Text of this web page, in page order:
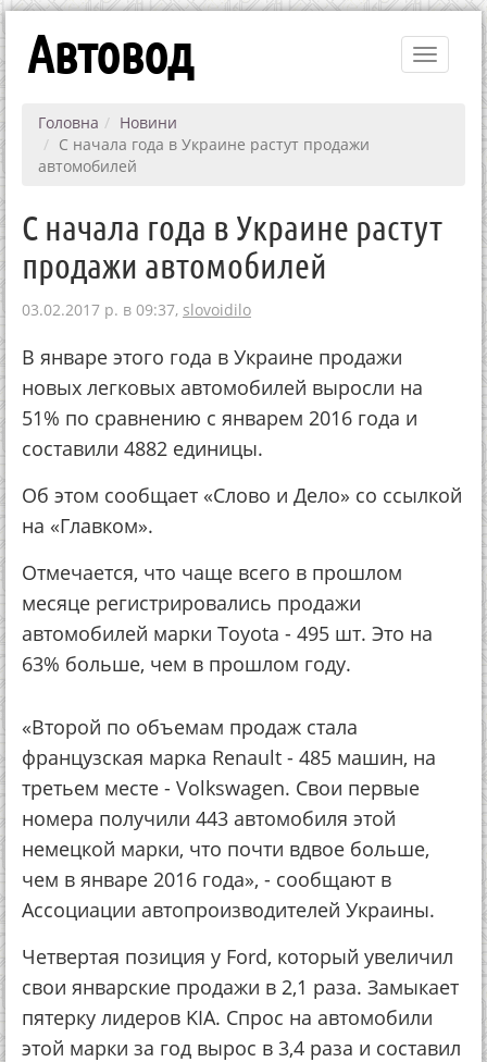
Toggle
Автовод
Головна
Новини
С начала года в Украине растут продажи
автомобилей
С начала года в Украине растут
продажи автомобилей
03.02.2017 р. в 09:37, slovoidilo
В январе этого года в Украине продажи
новых легковых автомобилей выросли на
51% по сравнению с январем 2016 года и
составили 4882 единицы.
Об этом сообщает «Слово и Дело» со ссылкой
на «Главком».
Отмечается, что чаще всего в прошлом
месяце регистрировались продажи
автомобилей марки Toyota - 495 шт. Это на
63% больше, чем в прошлом году.
«Второй по объемам продаж стала
французская марка Renault - 485 машин, на
третьем месте - Volkswagen. Свои первые
номера получили 443 автомобиля этой
немецкой марки, что почти вдвое больше,
чем в январе 2016 года», - сообщают в
Ассоциации автопроизводителей Украины.
Четвертая позиция у Ford, который увеличил
свои январские продажи в 2,1 раза. Замыкает
пятерку лидеров KIA. Спрос на автомобили
этой марки за год вырос в 3,4 раза и составил